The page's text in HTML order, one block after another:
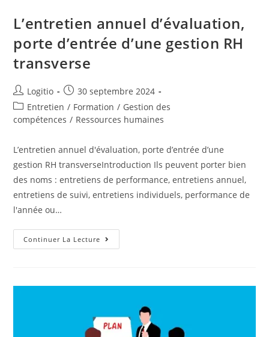
L’entretien annuel d’évaluation,
porte d’entrée d’une gestion RH
transverse
Logitio
30 septembre 2024
Entretien / Formation / Gestion des
compétences / Ressources humaines
L’entretien annuel d'évaluation, porte d’entrée d’une
gestion RH transverseIntroduction Ils peuvent porter bien
des noms : entretiens de performance, entretiens annuel,
entretiens de suivi, entretiens individuels, performance de
l'année ou…
Continuer La Lecture